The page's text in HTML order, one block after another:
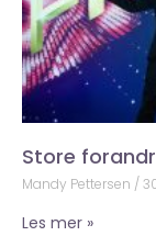
Store
Mandy Pettersen
Les mer »